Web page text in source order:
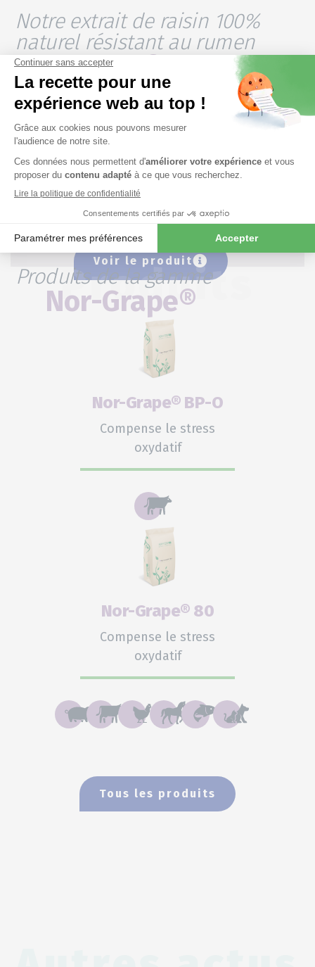
Notre extrait de raisin 100%
naturel résistant au rumen
Nor-Grape® BP-O
Nor-Grape® BP-O
extrait de raisin
protégé contre la fermentation du rumen
standardisé en polyphénols
, qui fournit des
antioxydants biologiques solubles qui aident à
compenser le stress oxydatif
les défenses immunitaires des animaux
Voir le produit
Produits
Produits de la gamme
Nor-Grape®
Nor-Grape® BP-O
Compense le stress
oxydatif
Nor-Grape® 80
Compense le stress
oxydatif
Tous les produits